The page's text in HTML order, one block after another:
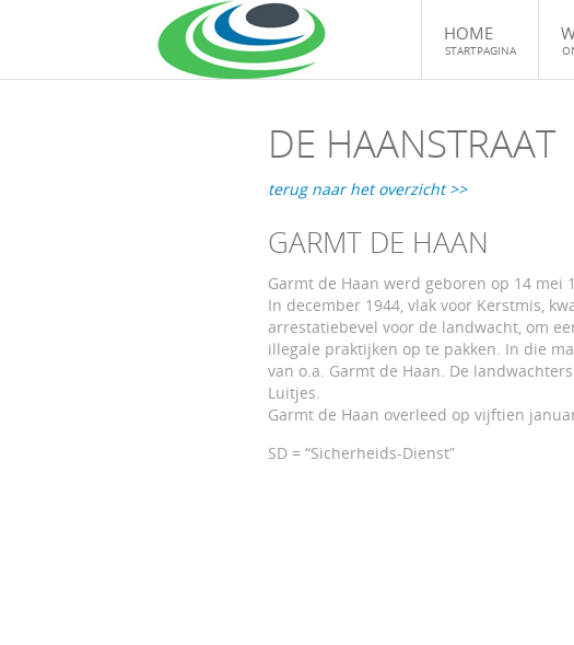
HOME
STARTPAGINA
DE HAANSTRAAT
terug naar het overzicht >>
GARMT DE HAAN
Garmt de Haan werd geboren op 14 mei
In december 1944, vlak voor Kerstmis,
arrestatiebevel voor de landwacht, om
illegale praktijken op te pakken. In die
van o.a. Garmt de Haan. De
Luitjes.
Garmt de Haan overleed op vijftien
SD = “Sicherheids-Dienst”